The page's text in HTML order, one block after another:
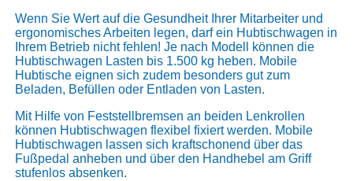
Wenn Sie Wert auf die Gesundheit Ihrer Mitarbeiter und
ergonomisches Arbeiten legen, darf ein Hubtischwagen in
Ihrem Betrieb nicht fehlen! Je nach Modell können die
Hubtischwagen Lasten bis 1.500 kg heben. Mobile
Hubtische eignen sich zudem besonders gut zum
Beladen, Befüllen oder Entladen von Lasten.
Mit Hilfe von Feststellbremsen an beiden Lenkrollen
können Hubtischwagen flexibel fixiert werden. Mobile
Hubtischwagen lassen sich kraftschonend über das
Fußpedal anheben und über den Handhebel am Griff
stufenlos absenken.